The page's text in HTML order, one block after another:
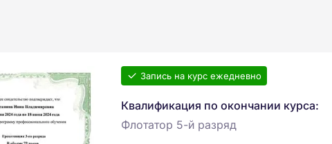
Запись на курс ежедневно
Квалификация по окончании курса:
Флотатор 5-й разряд